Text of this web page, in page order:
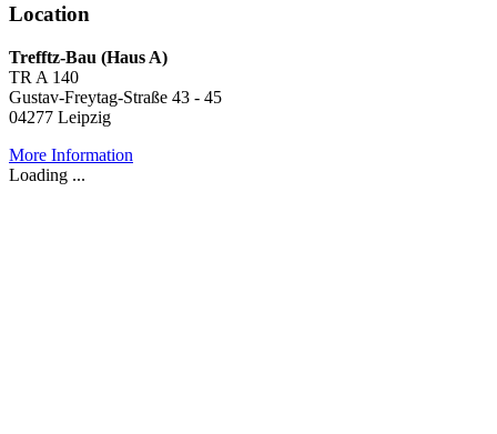
Location
Trefftz-Bau (Haus A)
TR A 140
Gustav-Freytag-Straße 43 - 45
04277 Leipzig
More Information
Loading ...